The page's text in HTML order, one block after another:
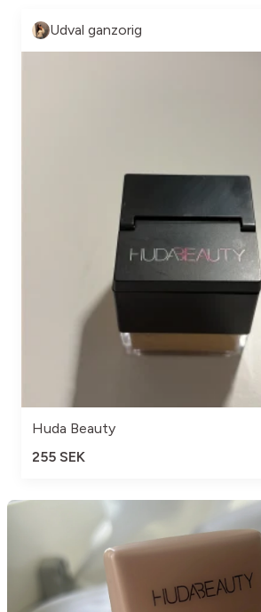
Udval ganzorig
Huda Beauty
255 SEK